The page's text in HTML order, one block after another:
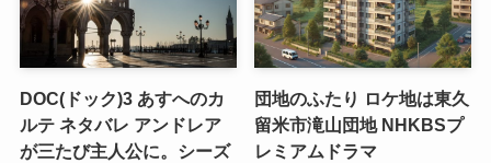
DOC(ドック)3 あすへのカ
ルテ ネタバレ アンドレア
が三たび主人公に。シーズ
団地のふたり ロケ地は東久
留米市滝山団地 NHKBSプ
レミアムドラマ